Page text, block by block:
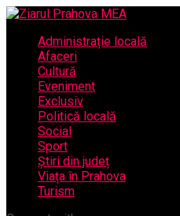
Administrație locală
Afaceri
Cultură
Eveniment
Exclusiv
Politică locală
Social
Sport
Știri din județ
Viața în Prahova
Turism